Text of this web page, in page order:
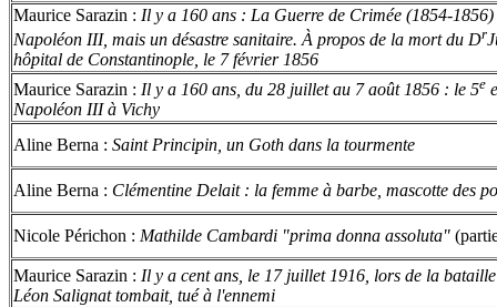
Maurice Sarazin : Il y a 160 ans : La Guerre de Crimée (1854-
Napoléon III, mais un désastre sanitaire. À propos de la mort du Dr
hôpital de Constantinople, le 7 février 1856
Maurice Sarazin : Il y a 160 ans, du 28 juillet au 7 août 1856 : le 5e
Napoléon III à Vichy
Aline Berna : Saint Principin, un Goth dans la tourmente
Aline Berna : Clémentine Delait : la femme à barbe, mascotte des
Nicole Périchon : Mathilde Cambardi "prima donna assoluta"
Maurice Sarazin : Il y a cent ans, le 17 juillet 1916, lors de la
Léon Salignat tombait, tué à l'ennemi